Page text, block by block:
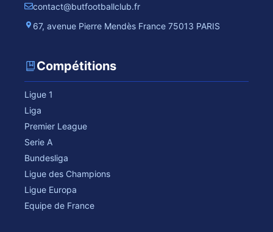
contact@butfootballclub.fr
67, avenue Pierre Mendès France 75013 PARIS
Compétitions
Ligue 1
Liga
Premier League
Serie A
Bundesliga
Ligue des Champions
Ligue Europa
Equipe de France